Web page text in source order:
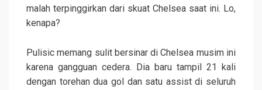
malah terpinggirkan dari skuat Chelsea saat ini. Lo,
kenapa?
Pulisic memang sulit bersinar di Chelsea musim ini
karena gangguan cedera. Dia baru tampil 21 kali
dengan torehan dua gol dan satu assist di seluruh